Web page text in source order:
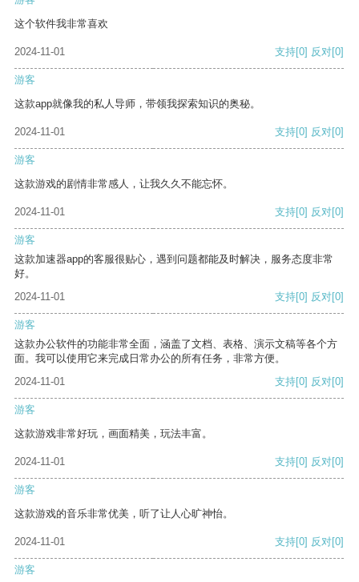
这个软件我非常喜欢
2024-11-01 支持[0] 反对[0]
游客
这款app就像我的私人导师，带领我探索知识的奥秘。
2024-11-01 支持[0] 反对[0]
游客
这款游戏的剧情非常感人，让我久久不能忘怀。
2024-11-01 支持[0] 反对[0]
游客
这款加速器app的客服很贴心，遇到问题都能及时解决，服务态度非常
好。
2024-11-01
支持[0] 反对[0]
游客
这款办公软件的功能非常全面，涵盖了文档、表格、演示文稿等各个方
面。我可以使用它来完成日常办公的所有任务，非常方便。
2024-11-01
支持[0] 反对[0]
游客
这款游戏非常好玩，画面精美，玩法丰富。
2024-11-01 支持[0] 反对[0]
游客
这款游戏的音乐非常优美，听了让人心旷神怡。
2024-11-01 支持[0] 反对[0]
游客